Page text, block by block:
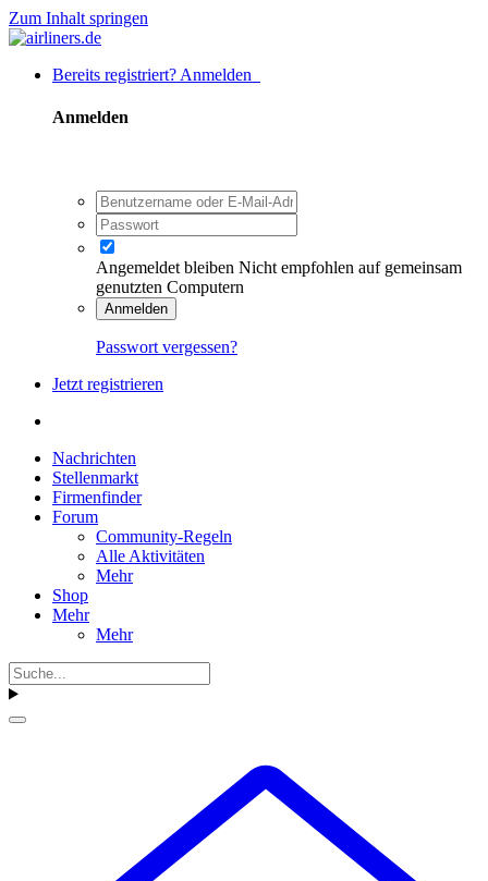
Zum Inhalt springen
Bereits registriert? Anmelden
Anmelden
Angemeldet bleiben Nicht empfohlen auf gemeinsam
genutzten Computern
Anmelden
Passwort vergessen?
Jetzt registrieren
Nachrichten
Stellenmarkt
Firmenfinder
Forum
Community-Regeln
Alle Aktivitäten
Mehr
Shop
Mehr
Mehr